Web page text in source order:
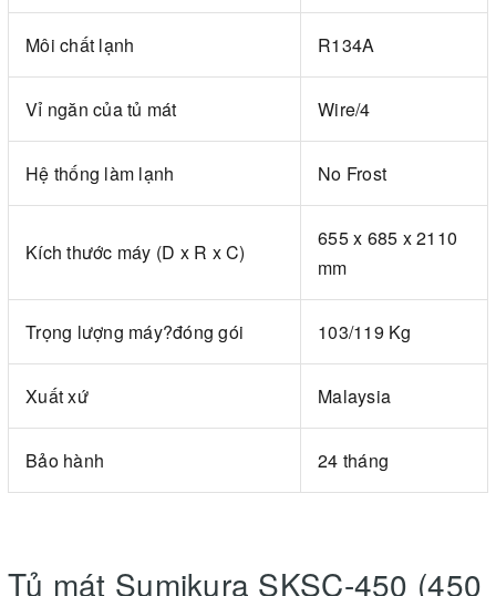
Môi chất lạnh R134A
Vỉ ngăn của tủ mát Wire/4
Hệ thống làm lạnh No Frost
Kích thước máy (D x R x C)
655 x 685 x 2110
mm
Trọng lượng máy?đóng gói 103/119 Kg
Xuất xứ Malaysia
Bảo hành 24 tháng
Tủ mát Sumikura SKSC-450 (450